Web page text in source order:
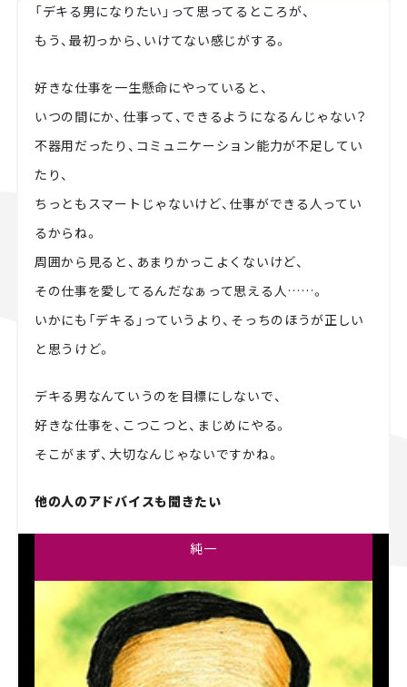
「デキる男になりたい」って思ってるところが、
もう、最初っから、いけてない感じがする。
好きな仕事を一生懸命にやっていると、
いつの間にか、仕事って、できるようになるんじゃない？
不器用だったり、コミュニケーション能力が不足してい
たり、
ちっともスマートじゃないけど、仕事ができる人ってい
るからね。
周囲から見ると、あまりかっこよくないけど、
その仕事を愛してるんだなぁって思える人……。
いかにも「デキる」っていうより、そっちのほうが正しい
と思うけど。
デキる男なんていうのを目標にしないで、
好きな仕事を、こつこつと、まじめにやる。
そこがまず、大切なんじゃないですかね。
他の人のアドバイスも聞きたい
純一